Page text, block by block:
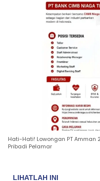
Hati-Hati! Lowongan PT Amman
Pribadi Pelamar